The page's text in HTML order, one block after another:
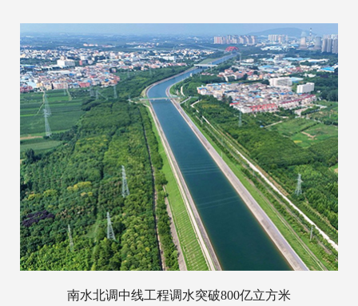
南水北调中线工程调水突破800亿立方米